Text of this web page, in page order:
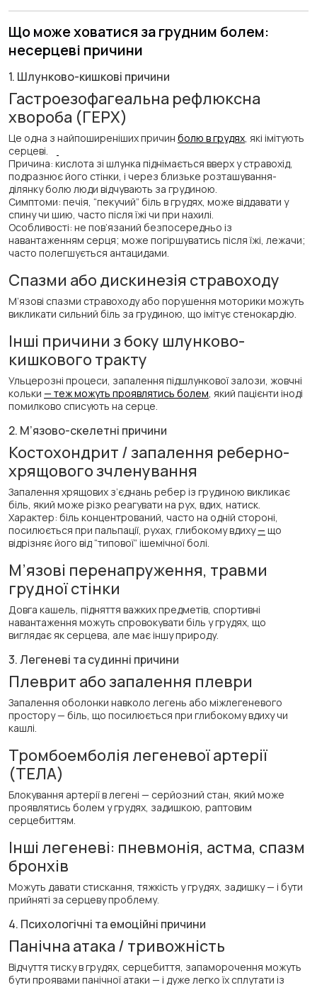
Що може ховатися за грудним болем:
несерцеві причини
1. Шлунково-кишкові причини
Гастроезофагеальна рефлюксна
хвороба (ГЕРХ)
Це одна з найпоширеніших причин болю в грудях , які імітують
серцеві.
Причина: кислота зі шлунка піднімається вверх у стравохід,
подразнює його стінки, і через близьке розташування-
ділянку болю люди відчувають за грудиною.
Симптоми: печія, “пекучий” біль в грудях, може віддавати у
спину чи шию, часто після їжі чи при нахилі.
Особливості: не пов’язаний безпосередньо із
навантаженням серця; може погіршуватись після їжі, лежачи;
часто полегшується антацидами.
Спазми або дискинезія стравоходу
М’язові спазми стравоходу або порушення моторики можуть
викликати сильний біль за грудиною, що імітує стенокардію.
Інші причини з боку шлунково-
кишкового тракту
Ульцерозні процеси, запалення підшлункової залози, жовчні
кольки — теж можуть проявлятись болем , який пацієнти іноді
помилково списують на серце.
2. М’язово-скелетні причини
Костохондрит / запалення реберно-
хрящового зчленування
Запалення хрящових з’єднань ребер із грудиною викликає
біль, який може різко реагувати на рух, вдих, натиск.
Характер: біль концентрований, часто на одній стороні,
посилюється при пальпації, рухах, глибокому вдиху— що
відрізняє його від “типової” ішемічної болі.
М’язові перенапруження, травми
грудної стінки
Довга кашель, підняття важких предметів, спортивні
навантаження можуть спровокувати біль у грудях, що
виглядає як серцева, але має іншу природу.
3. Легеневі та судинні причини
Плеврит або запалення плеври
Запалення оболонки навколо легень або міжлегеневого
простору — біль, що посилюється при глибокому вдиху чи
кашлі.
Тромбоемболія легеневої артерії
(ТЕЛА)
Блокування артерії в легені — серйозний стан, який може
проявлятись болем у грудях, задишкою, раптовим
серцебиттям.
Інші легеневі: пневмонія, астма, спазм
бронхів
Можуть давати стискання, тяжкість у грудях, задишку — і бути
прийняті за серцеву проблему.
4. Психологічні та емоційні причини
Панічна атака / тривожність
Відчуття тиску в грудях, серцебиття, запаморочення можуть
бути проявами панічної атаки — і дуже легко їх сплутати із